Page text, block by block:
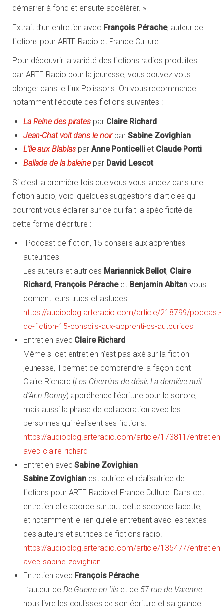
démarrer à fond et ensuite accélérer. »
Extrait d’un entretien avec François Pérache, auteur de
fictions pour ARTE Radio et France Culture.
Pour découvrir la variété des fictions radios produites
par ARTE Radio pour la jeunesse, vous pouvez vous
plonger dans le flux Polissons. On vous recommande
notamment l’écoute des fictions suivantes :
La Reine des pirates par Claire Richard
Jean-Chat voit dans le noir par Sabine Zovighian
L’île aux Blablas par Anne Ponticelli et Claude Ponti
Ballade de la baleine par David Lescot
Si c’est la première fois que vous vous lancez dans une
fiction audio, voici quelques suggestions d’articles qui
pourront vous éclairer sur ce qui fait la spécificité de
cette forme d’écriture :
"Podcast de fiction, 15 conseils aux apprenties
auteurices"
Les auteurs et autrices Mariannick Bellot, Claire
Richard , François Péracheet Benjamin Abitan vous
donnent leurs trucs et astuces.
https://audioblog.arteradio.com/article/218799/podcast-
de-fiction-15-conseils-aux-apprenti-es-auteurices
Entretien avec Claire Richard
Même si cet entretien n’est pas axé sur la fiction
jeunesse, il permet de comprendre la façon dont
Claire Richard (Les Chemins de désir, La dernière nuit
d’Ann Bonny) appréhende l’écriture pour le sonore,
mais aussi la phase de collaboration avec les
personnes qui réalisent ses fictions.
https://audioblog.arteradio.com/article/173811/
avec-claire-richard
Entretien avec Sabine Zovighian
Sabine Zovighian est autrice et réalisatrice de
fictions pour ARTE Radio et France Culture. Dans cet
entretien elle aborde surtout cette seconde facette,
et notamment le lien qu’elle entretient avec les textes
des auteurs et autrices de fictions radio.
https://audioblog.arteradio.com/article/135477/
avec-sabine-zovighian
Entretien avec François Pérache
L’auteur de De Guerre en fils et de 57 rue de Varenne
nous livre les coulisses de son écriture et sa grande